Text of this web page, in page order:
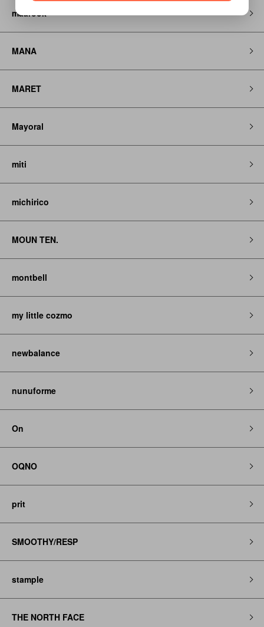
maarook
MANA
MARET
Mayoral
miti
michirico
MOUN TEN.
montbell
my little cozmo
newbalance
nunuforme
On
OQNO
prit
SMOOTHY/RESP
stample
THE NORTH FACE